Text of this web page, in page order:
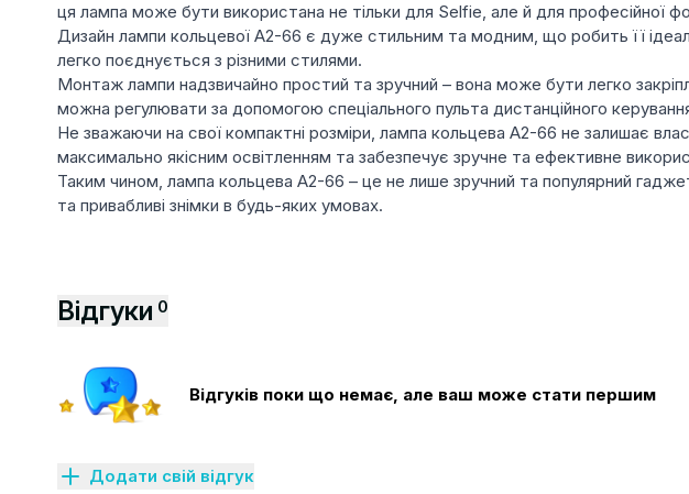
ця лампа може бути використана не тільки для Selfie, але й для професійної
Дизайн лампи кольцевої A2-66 є дуже стильним та модним, що робить її
легко поєднується з різними стилями.
Монтаж лампи надзвичайно простий та зручний – вона може бути легко
можна регулювати за допомогою спеціального пульта дистанційного
Не зважаючи на свої компактні розміри, лампа кольцева A2-66 не залишає
максимально якісним освітленням та забезпечує зручне та ефективне
Таким чином, лампа кольцева A2-66 – це не лише зручний та популярний
та привабливі знімки в будь-яких умовах.
Відгуки 0
Відгуків поки що немає, але ваш може стати першим
Додати свій відгук